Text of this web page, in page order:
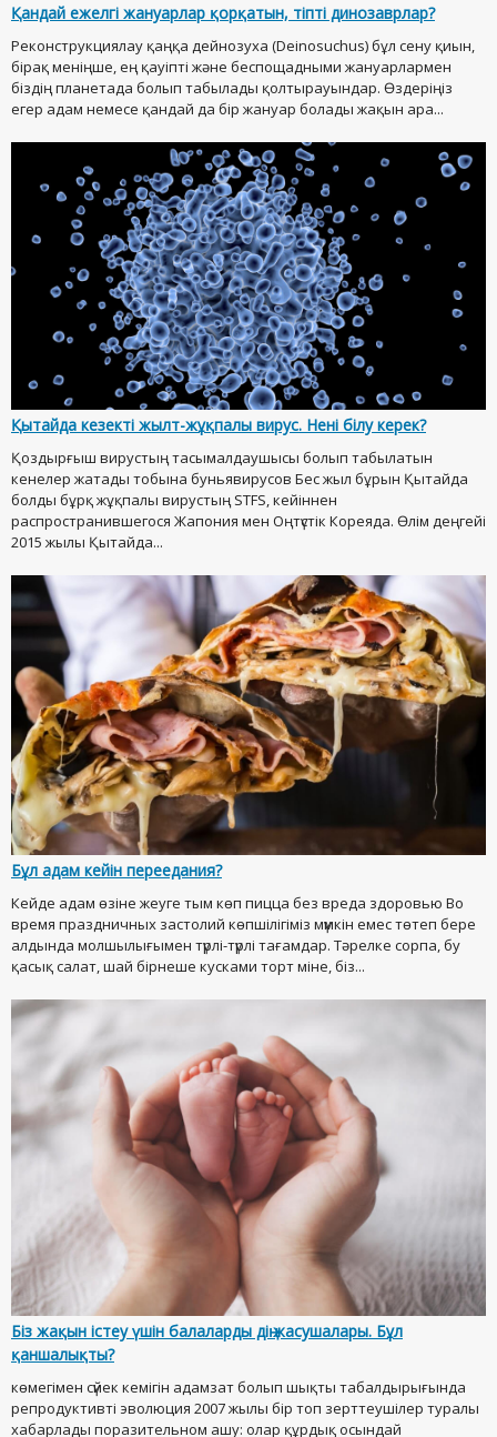
Қандай ежелгі жануарлар қорқатын, тіпті динозаврлар?
Реконструкциялау қаңқа дейнозуха (Deinosuchus) бұл сену қиын,
бірақ меніңше, ең қауіпті және беспощадными жануарлармен
біздің планетада болып табылады қолтырауындар. Өздеріңіз
егер адам немесе қандай да бір жануар болады жақын ара...
Қытайда кезекті жылт-жұқпалы вирус. Нені білу керек?
Қоздырғыш вирустың тасымалдаушысы болып табылатын
кенелер жатады тобына буньявирусов Бес жыл бұрын Қытайда
болды бұрқ жұқпалы вирустың STFS, кейіннен
распространившегося Жапония мен Оңтүстік Кореяда. Өлім деңгейі
2015 жылы Қытайда...
Бұл адам кейін переедания?
Кейде адам өзіне жеуге тым көп пицца без вреда здоровью Во
время праздничных застолий көпшілігіміз мүмкін емес төтеп бере
алдында молшылығымен түрлі-түрлі тағамдар. Тәрелке сорпа, бу
қасық салат, шай бірнеше кусками торт міне, біз...
Біз жақын істеу үшін балаларды дің жасушалары. Бұл
қаншалықты?
көмегімен сүйек кемігін адамзат болып шықты табалдырығында
репродуктивті эволюция 2007 жылы бір топ зерттеушілер туралы
хабарлады поразительном ашу: олар құрдық осындай